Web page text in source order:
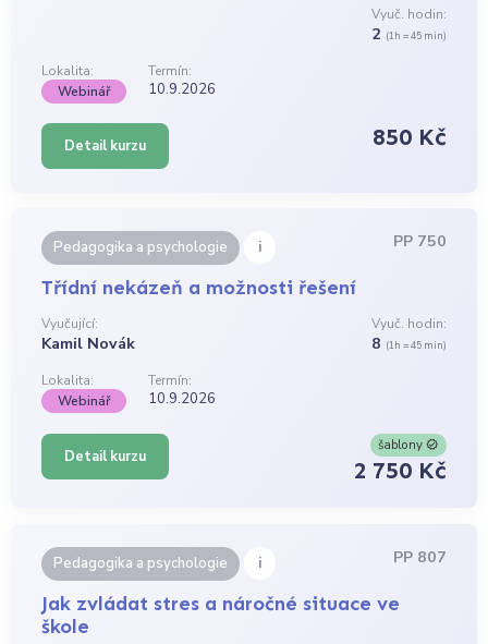
Vyuč. hodin:
2 (1h = 45 min)
Lokalita:
Termín:
Webinář
10.9.2026
Detail kurzu 850 Kč
Pedagogika a psychologie i PP 750
Třídní nekázeň a možnosti řešení
Vyučující:
Kamil Novák
Vyuč. hodin:
8 (1h = 45 min)
Lokalita:
Termín:
Webinář
10.9.2026
Detail kurzu
šablony
2 750 Kč
Pedagogika a psychologie i PP 807
Jak zvládat stres a náročné situace ve
škole